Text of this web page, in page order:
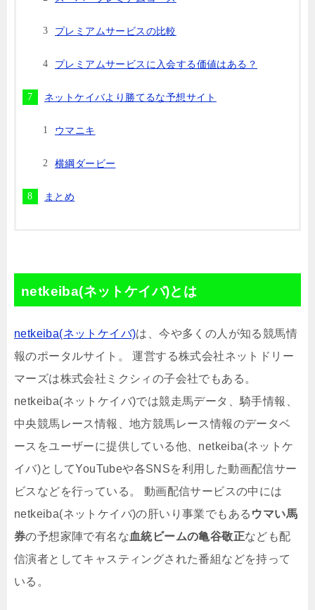
プレミアムサービスの比較
プレミアムサービスに入会する価値はある？
ネットケイバより勝てるな予想サイト
ウマニキ
横綱ダービー
まとめ
netkeiba(ネットケイバ)とは
netkeiba(ネットケイバ)は、今や多くの人が知る競馬情
報のポータルサイト。 運営する株式会社ネットドリー
マーズは株式会社ミクシィの子会社でもある。
netkeiba(ネットケイバ)では競走馬データ、騎手情報、
中央競馬レース情報、地方競馬レース情報のデータベ
ースをユーザーに提供している他、netkeiba(ネットケ
イバ)としてYouTubeや各SNSを利用した動画配信サー
ビスなどを行っている。 動画配信サービスの中には
netkeiba(ネットケイバ)の肝いり事業でもある ウマい馬
券の予想家陣で有名な血統ビームの亀谷敬正なども配
信演者としてキャスティングされた番組などを持って
いる。